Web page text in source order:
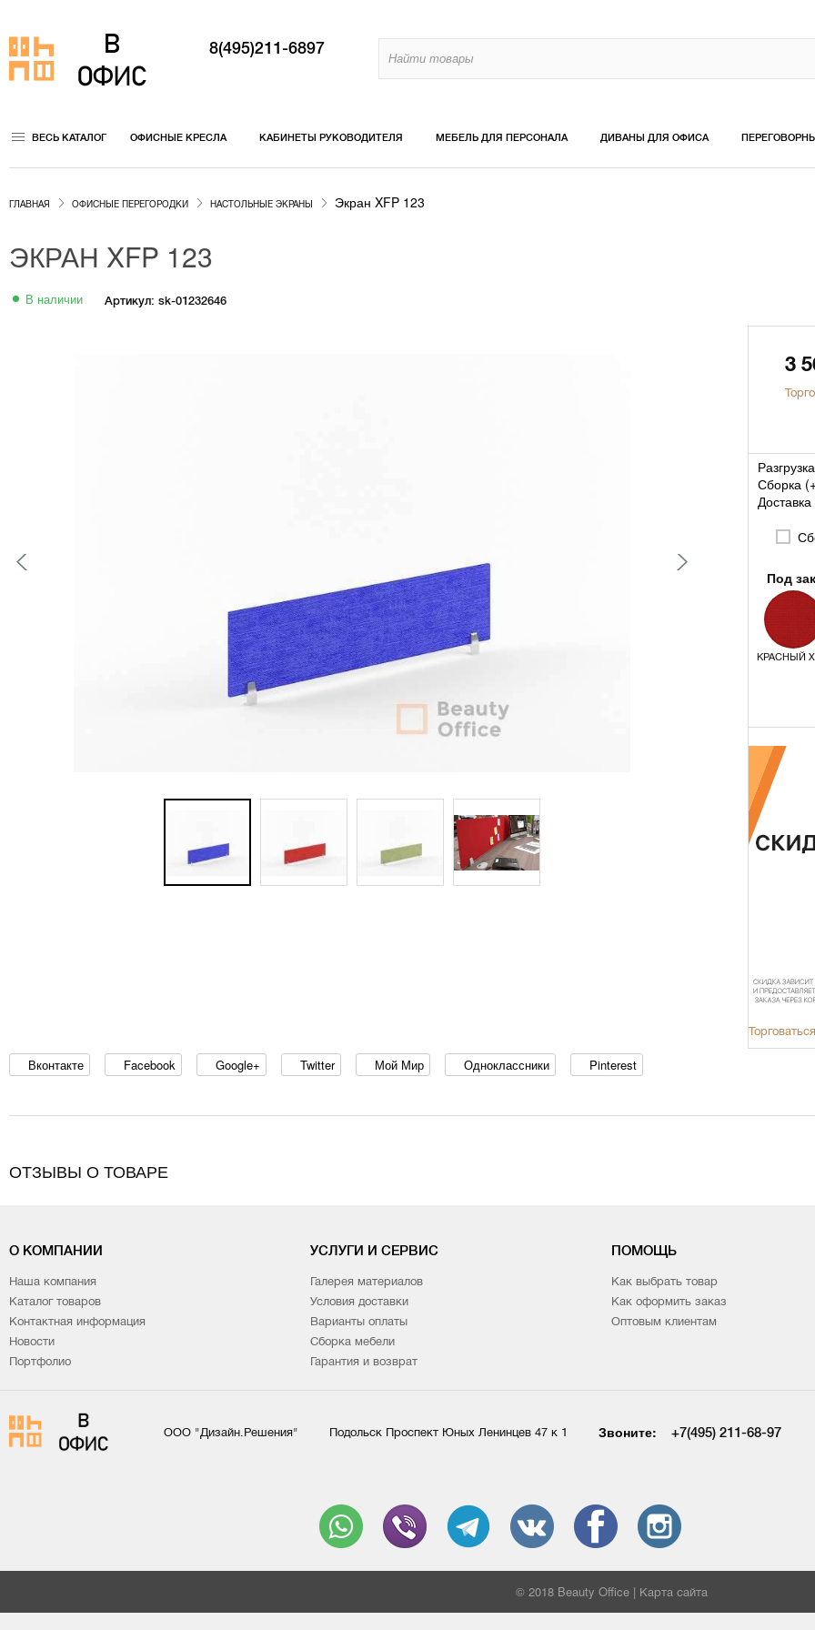
8(495)211-6897
ВЕСЬ КАТАЛОГ ОФИСНЫЕ КРЕСЛА КАБИНЕТЫ РУКОВОДИТЕЛЯ МЕБЕЛЬ ДЛЯ ПЕРСОНАЛА ДИВАНЫ ДЛЯ ОФИСА
ГЛАВНАЯ ОФИСНЫЕ ПЕРЕГОРОДКИ НАСТОЛЬНЫЕ ЭКРАНЫ Экран XFP 123
ЭКРАН XFP 123
В наличии Артикул: sk-01232646
3
Сборка
Под
КРАСНЫЙ
Вконтакте Facebook Google+ Twitter Мой Мир Одноклассники Pinterest
ОТЗЫВЫ О ТОВАРЕ
О КОМПАНИИ
Наша компания
Каталог товаров
Контактная информация
Новости
Портфолио
УСЛУГИ И СЕРВИС
Галерея материалов
Условия доставки
Варианты оплаты
Сборка мебели
Гарантия и возврат
ПОМОЩЬ
Как выбрать товар
Как оформить заказ
Оптовым клиентам
ООО "Дизайн.Решения" Подольск Проспект Юных Ленинцев 47 к 1 Звоните: +7(495) 211-68-97
© 2018 Beauty Office | Карта сайта